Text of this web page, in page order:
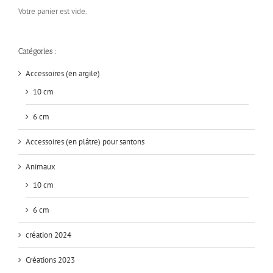
Votre panier est vide.
Catégories :
Accessoires (en argile)
10 cm
6 cm
Accessoires (en plâtre) pour santons
Animaux
10 cm
6 cm
création 2024
Créations 2023